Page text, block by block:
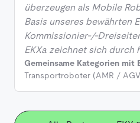
überzeugen als Mobile
Basis unseres bewährten
Kommissionier-/-
EKXa zeichnet sich durch
Gemeinsame Kategorien mit
Transportroboter (AMR /